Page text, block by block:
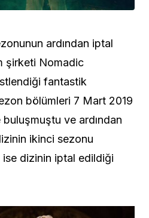
ardından iptal
şirketi Nomadic
fantastik
bölümleri 7 Mart 2019
ve ardından
ikinci sezonu
ise dizinin iptal edildiği